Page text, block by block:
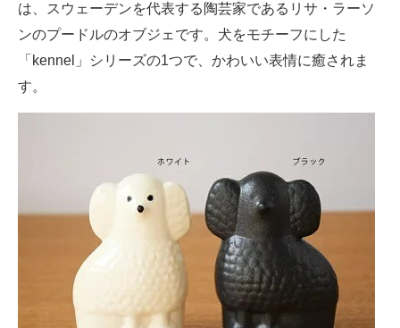
は、スウェーデンを代表する陶芸家であるリサ・ラーソ
ンのプードルのオブジェです。犬をモチーフにした
「kennel」シリーズの1つで、かわいい表情に癒されま
す。